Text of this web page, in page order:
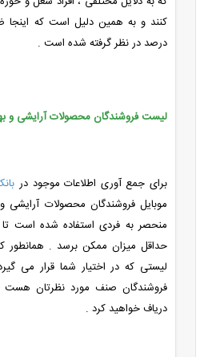
درصد در نظر گرفته شده است .
لیست فروشندگان محصولات آرایشی و
برای جمع آوری اطلاعات موجود در
موبایل فروشندگان محصولات
منحصر به فردی استفاده شده است
حداقل میزان ممکن برسد . همانطور
لیستی که در اختیار شما قرار می
فروشندگان صنف مورد نظرتان
دریاف خواهید کرد .